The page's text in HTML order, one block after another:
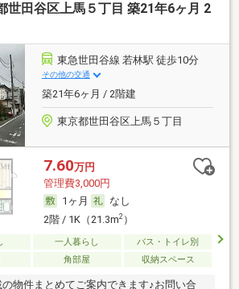
世田谷区上馬５丁目 築21年6ヶ月 2
東急世田谷線 若林駅 徒歩10分
その他の交通
築21年6ヶ月 / 2階建
東京都世田谷区上馬５丁目
7.60万円
管理費3,000円
1ヶ月
なし
2階 / 1K（21.3m2）
一人暮らし
バス・トイレ別
角部屋 収納スペース
物件まとめてご案内できます♪お問い合